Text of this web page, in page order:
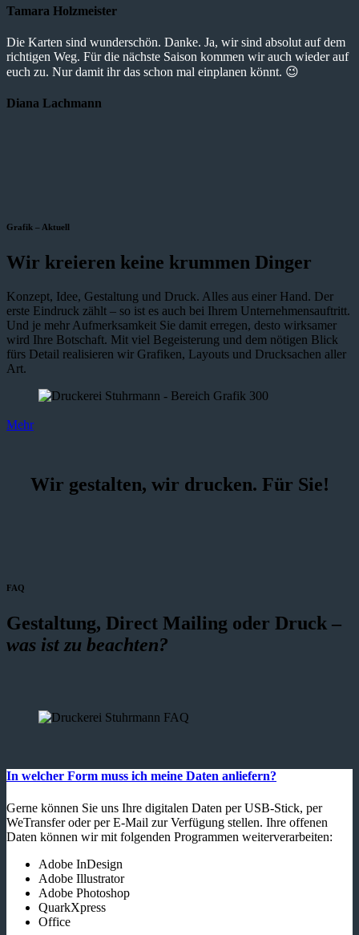
Tamara Holzmeister
Die Karten sind wunderschön. Danke. Ja, wir sind absolut auf dem
richtigen Weg. Für die nächste Saison kommen wir auch wieder auf
euch zu. Nur damit ihr das schon mal einplanen könnt. 😉
Diana Lachmann
Grafik – Aktuell
Wir kreieren keine krummen Dinger
Konzept, Idee, Gestaltung und Druck. Alles aus einer Hand. Der
erste Eindruck zählt – so ist es auch bei Ihrem Unternehmensauftritt.
Und je mehr Aufmerksamkeit Sie damit erregen, desto wirksamer
wird Ihre Botschaft. Mit viel Begeisterung und dem nötigen Blick
fürs Detail realisieren wir Grafiken, Layouts und Drucksachen aller
Art.
Mehr
Wir gestalten, wir drucken. Für Sie!
FAQ
Gestaltung, Direct Mailing oder Druck –
was ist zu beachten?
In welcher Form muss ich meine Daten anliefern?
Gerne können Sie uns Ihre digitalen Daten per USB-Stick, per
WeTransfer oder per E-Mail zur Verfügung stellen. Ihre offenen
Daten können wir mit folgenden Programmen weiterverarbeiten:
Adobe InDesign
Adobe Illustrator
Adobe Photoshop
QuarkXpress
Office